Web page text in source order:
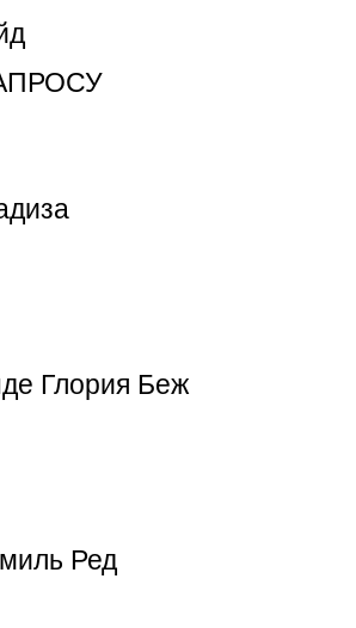
Глория Беж
Ред